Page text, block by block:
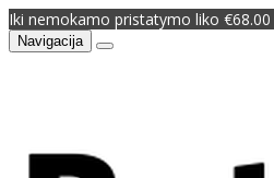
Iki nemokamo pristatymo liko €68.00
Navigacija